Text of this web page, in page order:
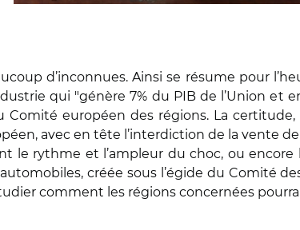
d’inconnues. Ainsi se résume pour
qui "génère 7% du PIB de l’Union et
Comité européen des régions. La
avec en tête l’interdiction de la vente
le rythme et l’ampleur du choc, ou
automobiles, créée sous l’égide du Comité
comment les régions concernées